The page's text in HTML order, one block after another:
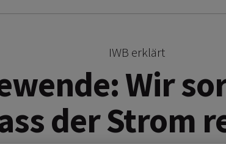
IWB erklärt
Wir
der Strom